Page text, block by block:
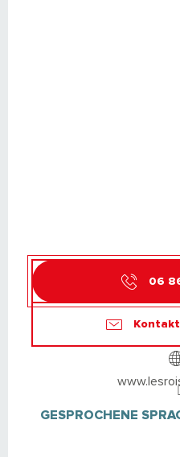
06
GESPROCHENE
GESPROCHENE